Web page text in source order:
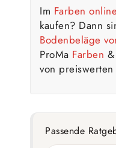
Im Farben
kaufen? Dann
Bodenbeläge
ProMa Farben &
von
Passende